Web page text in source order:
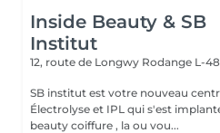
Inside Beauty & SB
Institut
12, route de Longwy Rodange L-
SB institut est votre nouveau
Électrolyse et IPL qui s'est
beauty coiffure , la ou vou...